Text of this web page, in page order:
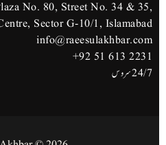
No. 80, Street No. 34 & 35,
Sector G-10/1, Islamabad.
info@raeesulakhbar.com
+92 51 613 2231
24/7 سروس